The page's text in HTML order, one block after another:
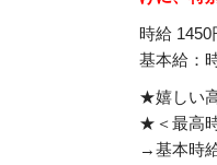
時給 1450
基本給：
★嬉しい
★＜最高
→基本時